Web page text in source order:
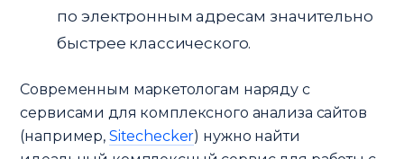
по электронным адресам значительно
быстрее классического.
Современным маркетологам наряду с
сервисами для комплексного анализа сайтов
(например, Sitechecker) нужно найти